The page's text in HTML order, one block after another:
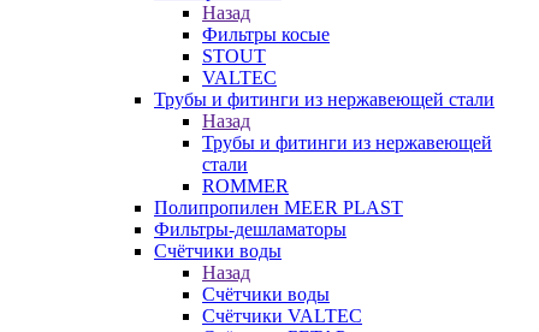
Назад
Фильтры косые
STOUT
VALTEC
Трубы и фитинги из нержавеющей стали
Назад
Трубы и фитинги из нержавеющей
стали
ROMMER
Полипропилен MEER PLAST
Фильтры-дешламаторы
Счётчики воды
Назад
Счётчики воды
Счётчики VALTEC